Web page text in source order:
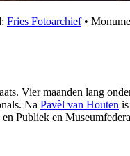
Fries Fotoarchief•
Vier maanden lang
Na Pavèl van Houten
Publiek en